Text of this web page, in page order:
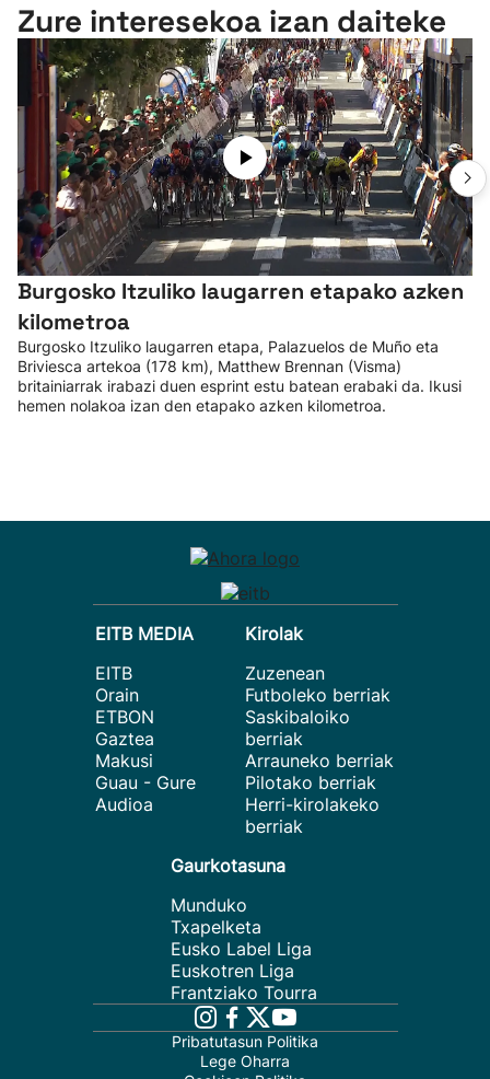
Zure interesekoa izan daiteke
Burgosko Itzuliko laugarren etapako azken
kilometroa
Burgosko Itzuliko laugarren etapa, Palazuelos de Muño eta
Briviesca artekoa (178 km), Matthew Brennan (Visma)
britainiarrak irabazi duen esprint estu batean erabaki da. Ikusi
hemen nolakoa izan den etapako azken kilometroa.
EITB MEDIA
EITB
Orain
ETBON
Gaztea
Makusi
Guau - Gure
Audioa
Kirolak
Zuzenean
Futboleko berriak
Saskibaloiko
berriak
Arrauneko berriak
Pilotako berriak
Herri-kirolakeko
berriak
Gaurkotasuna
Munduko
Txapelketa
Eusko Label Liga
Euskotren Liga
Frantziako Tourra
Pribatutasun Politika
Lege Oharra